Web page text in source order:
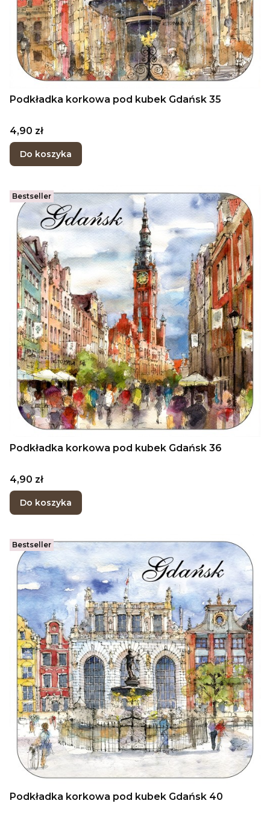
Podkładka korkowa pod kubek Gdańsk 35
Cena
4,90 zł
Do koszyka
Bestseller
Podkładka korkowa pod kubek Gdańsk 36
Cena
4,90 zł
Do koszyka
Bestseller
Podkładka korkowa pod kubek Gdańsk 40